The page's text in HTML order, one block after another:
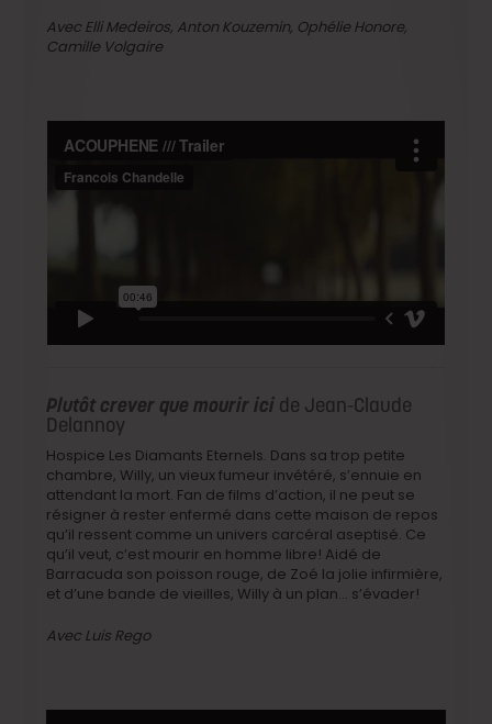
Avec Elli Medeiros, Anton Kouzemin, Ophélie Honore,
Camille Volgaire
Plutôt crever que mourir ici de Jean-Claude
Delannoy
Hospice Les Diamants Eternels. Dans sa trop petite
chambre, Willy, un vieux fumeur invétéré, s’ennuie en
attendant la mort. Fan de films d’action, il ne peut se
résigner à rester enfermé dans cette maison de repos
qu’il ressent comme un univers carcéral aseptisé. Ce
qu’il veut, c’est mourir en homme libre! Aidé de
Barracuda son poisson rouge, de Zoé la jolie infirmière,
et d’une bande de vieilles, Willy à un plan… s’évader!
Avec Luis Rego